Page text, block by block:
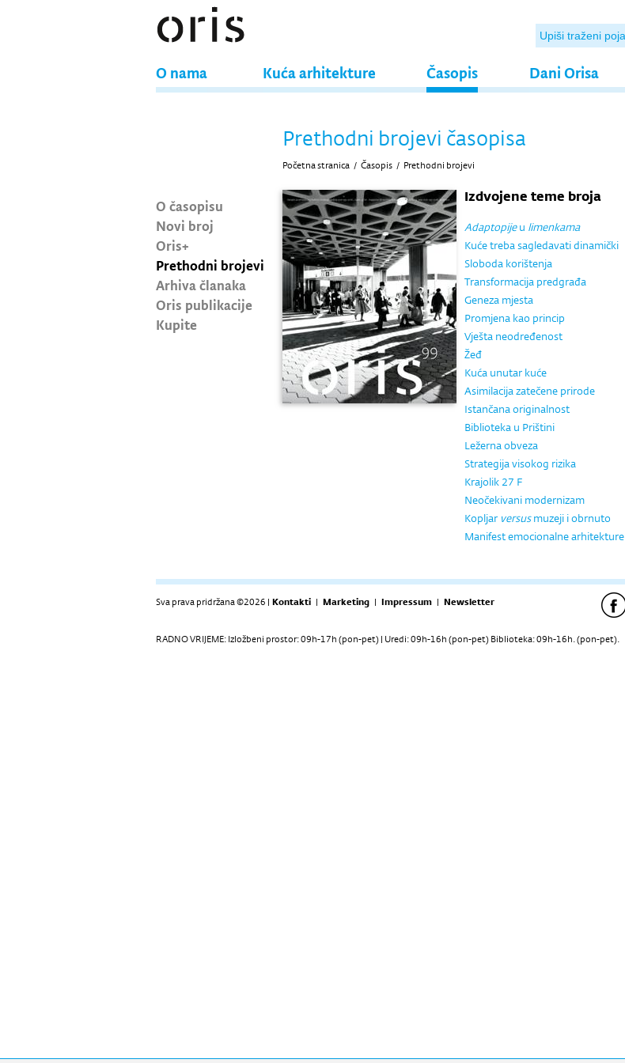
O nama Kuća arhitekture Časopis Dani Orisa
O časopisu
Novi broj
Oris+
Prethodni brojevi
Arhiva članaka
Oris publikacije
Kupite
Prethodni brojevi časopisa
Početna stranica / Časopis / Prethodni brojevi
Izdvojene teme broja
Adaptopijeu limenkama
Kuće treba sagledavati dinamički
Sloboda korištenja
Transformacija predgrađa
Geneza mjesta
Promjena kao princip
Vješta neodređenost
Žeđ
Kuća unutar kuće
Asimilacija zatečene prirode
Istančana originalnost
Biblioteka u Prištini
Ležerna obveza
Strategija visokog rizika
Krajolik 27 F
Neočekivani modernizam
Kopljar versusmuzeji i obrnuto
Manifest emocionalne arhitekture
Sva prava pridržana ©2026 | Kontakti | Marketing | Impressum | Newsletter
RADNO VRIJEME: Izložbeni prostor: 09h-17h (pon-pet) | Uredi: 09h-16h (pon-pet) Biblioteka: 09h-16h. (pon-pet).